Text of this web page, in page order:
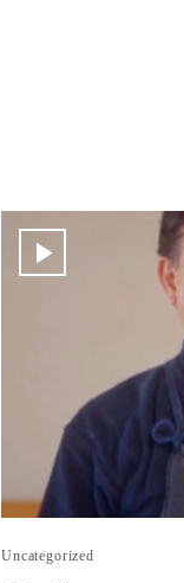
Uncategorized